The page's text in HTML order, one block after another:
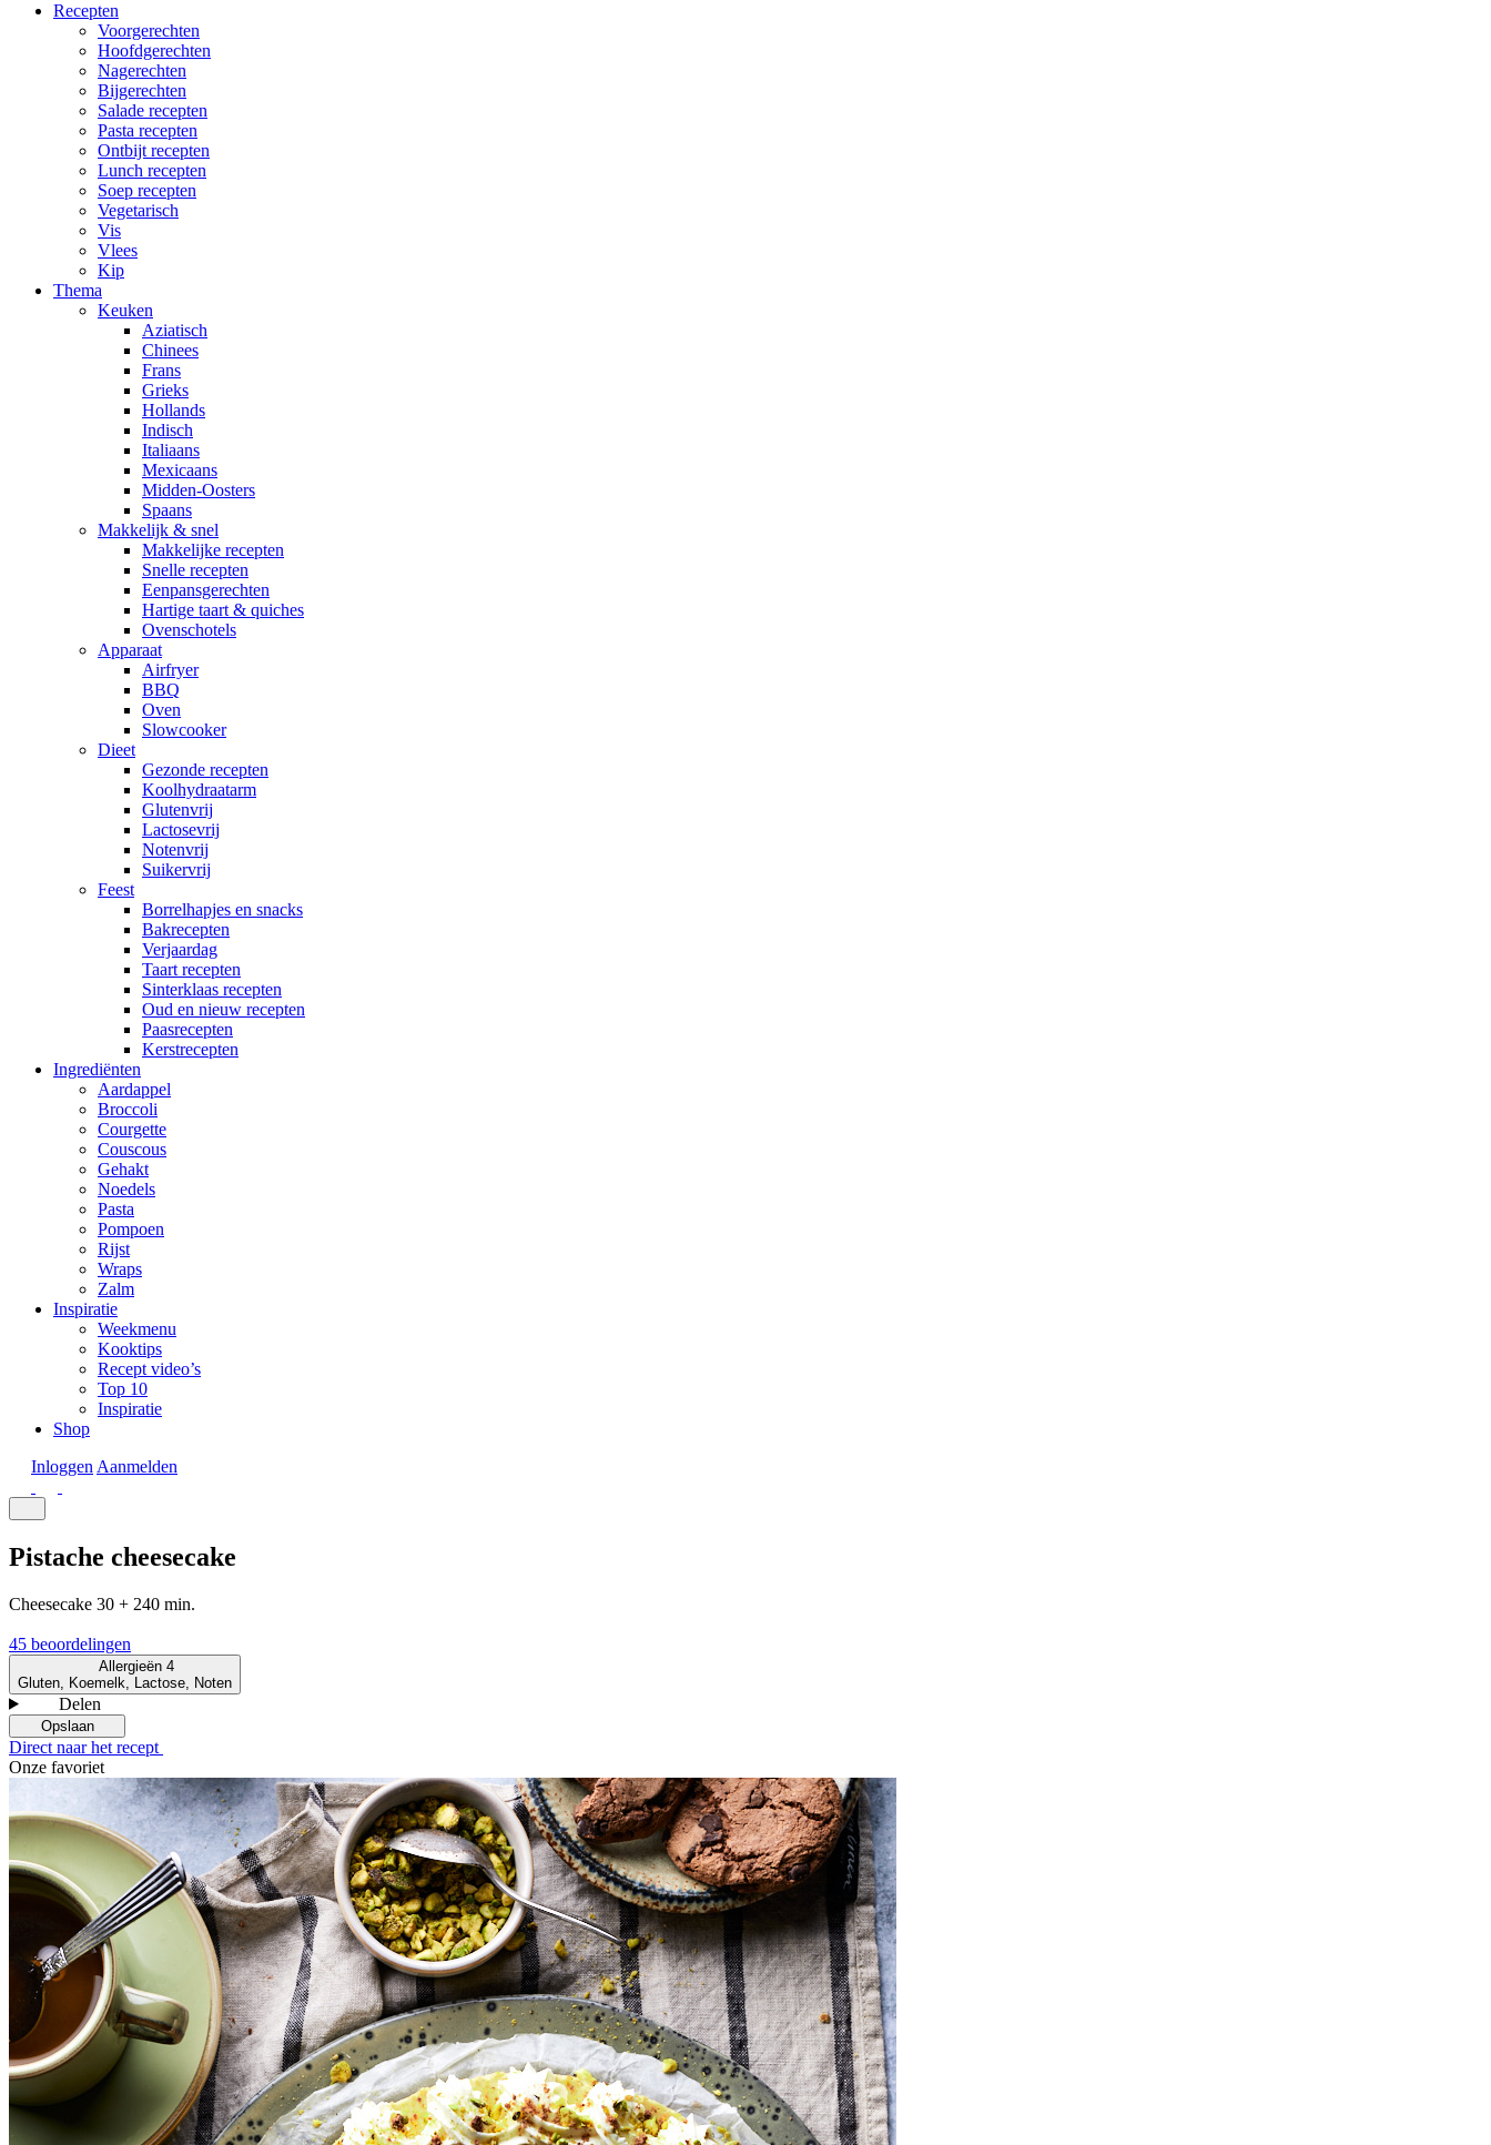
Recepten
Voorgerechten
Hoofdgerechten
Nagerechten
Bijgerechten
Salade recepten
Pasta recepten
Ontbijt recepten
Lunch recepten
Soep recepten
Vegetarisch
Vis
Vlees
Kip
Thema
Keuken
Aziatisch
Chinees
Frans
Grieks
Hollands
Indisch
Italiaans
Mexicaans
Midden-Oosters
Spaans
Makkelijk & snel
Makkelijke recepten
Snelle recepten
Eenpansgerechten
Hartige taart & quiches
Ovenschotels
Apparaat
Airfryer
BBQ
Oven
Slowcooker
Dieet
Gezonde recepten
Koolhydraatarm
Glutenvrij
Lactosevrij
Notenvrij
Suikervrij
Feest
Borrelhapjes en snacks
Bakrecepten
Verjaardag
Taart recepten
Sinterklaas recepten
Oud en nieuw recepten
Paasrecepten
Kerstrecepten
Ingrediënten
Aardappel
Broccoli
Courgette
Couscous
Gehakt
Noedels
Pasta
Pompoen
Rijst
Wraps
Zalm
Inspiratie
Weekmenu
Kooktips
Recept video’s
Top 10
Inspiratie
Shop
Inloggen Aanmelden
Pistache cheesecake
Cheesecake 30 + 240 min.
45 beoordelingen
Allergieën 4
Gluten, Koemelk, Lactose, Noten
Delen
Opslaan
Direct naar het recept
Onze favoriet